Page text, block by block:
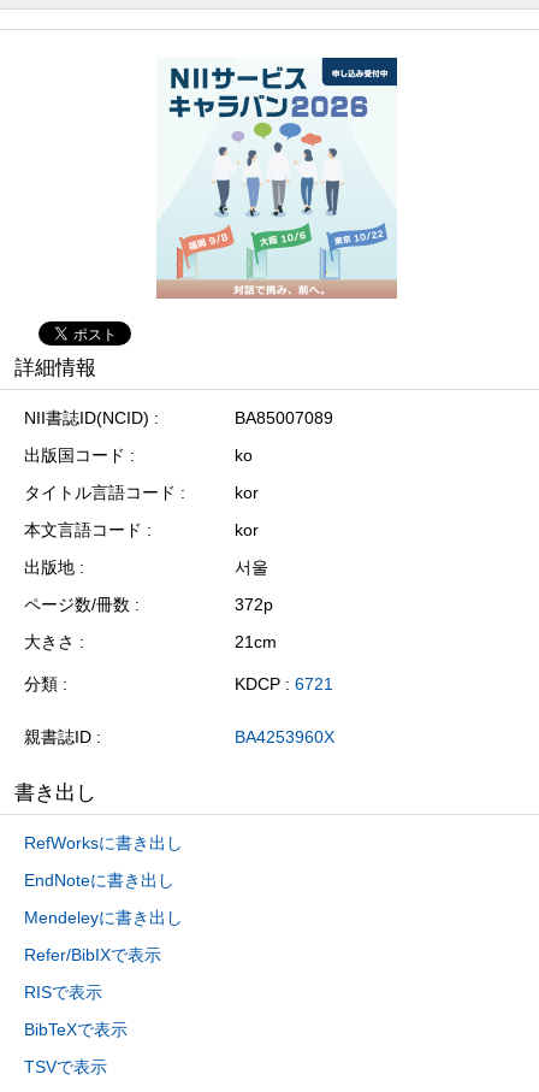
詳細情報
NII書誌ID(NCID)
BA85007089
出版国コード
ko
タイトル言語コード
kor
本文言語コード
kor
出版地
서울
ページ数/冊数
372p
大きさ
21cm
分類 KDCP : 6721
親書誌ID BA4253960X
書き出し
RefWorksに書き出し
EndNoteに書き出し
Mendeleyに書き出し
Refer/BibIXで表示
RISで表示
BibTeXで表示
TSVで表示